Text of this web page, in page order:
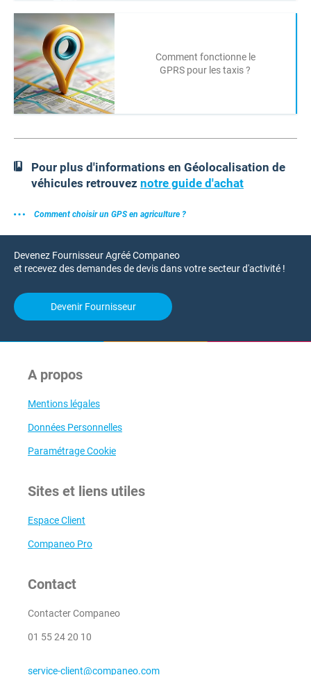
Comment fonctionne le
GPRS pour les taxis ?
Pour plus d'informations en Géolocalisation de
véhicules retrouvez notre guide d'achat
Comment choisir un GPS en agriculture ?
Devenez Fournisseur Agréé Companeo
et recevez des demandes de devis dans votre secteur d'activité !
Devenir Fournisseur
A propos
Mentions légales
Données Personnelles
Paramétrage Cookie
Sites et liens utiles
Espace Client
Companeo Pro
Contact
Contacter Companeo
01 55 24 20 10
service-client@companeo.com